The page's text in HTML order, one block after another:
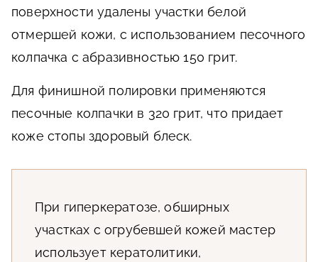
поверхности удалены участки белой
отмершей кожи, с использованием песочного
колпачка с абразивностью 150 грит.
Для финишной полировки применяются
песочные колпачки в 320 грит, что придает
коже стопы здоровый блеск.
При гиперкератозе, обширных
участках с огрубевшей кожей мастер
использует кератолитики,